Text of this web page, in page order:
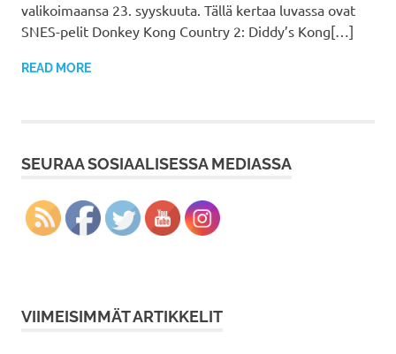
valikoimaansa 23. syyskuuta. Tällä kertaa luvassa ovat
SNES-pelit Donkey Kong Country 2: Diddy’s Kong[…]
READ MORE
SEURAA SOSIAALISESSA MEDIASSA
VIIMEISIMMÄT ARTIKKELIT